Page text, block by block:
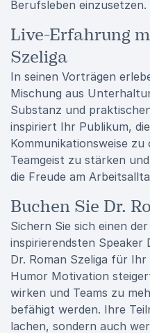
Berufsleben einzusetzen.
Live-Erfahrung
Szeliga
In seinen Vorträgen
Mischung aus
Substanz und
inspiriert Ihr Publikum,
Kommunikationsweise
Teamgeist zu stärken
die Freude am
Buchen Sie Dr.
Sichern Sie sich einen
inspirierendsten Speaker
Dr. Roman Szeliga für
Humor Motivation
wirken und Teams zu
befähigt werden. Ihre
lachen, sondern auch